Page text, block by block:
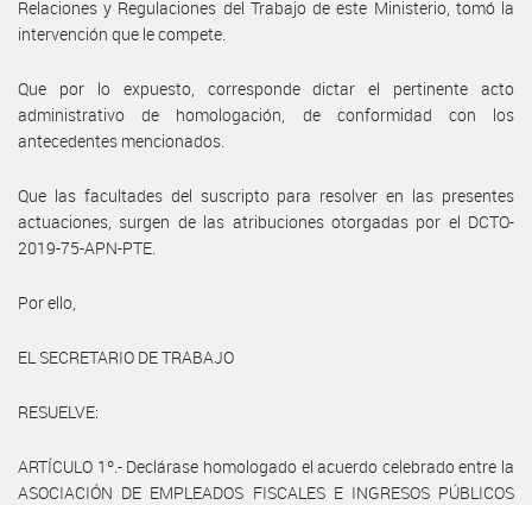
Relaciones y Regulaciones del Trabajo de este Ministerio, tomó la
intervención que le compete.
Que por lo expuesto, corresponde dictar el pertinente acto
administrativo de homologación, de conformidad con los
antecedentes mencionados.
Que las facultades del suscripto para resolver en las presentes
actuaciones, surgen de las atribuciones otorgadas por el DCTO-
2019-75-APN-PTE.
Por ello,
EL SECRETARIO DE TRABAJO
RESUELVE:
ARTÍCULO 1º.- Declárase homologado el acuerdo celebrado entre la
ASOCIACIÓN DE EMPLEADOS FISCALES E INGRESOS PÚBLICOS